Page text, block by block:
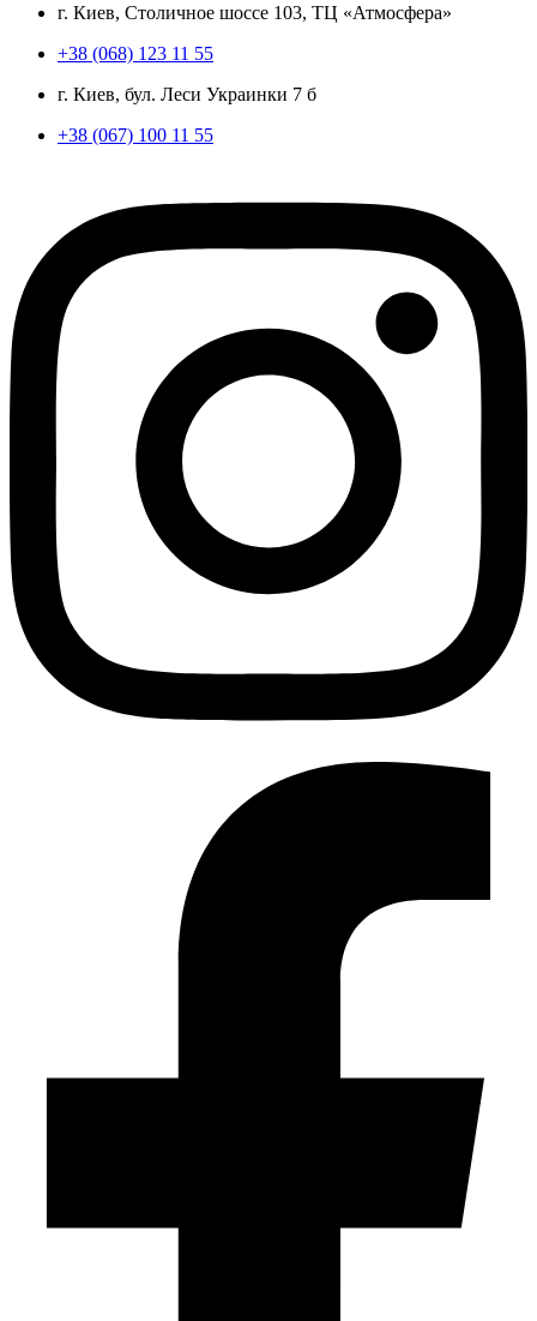
г. Киев, Столичное шоссе 103, ТЦ «Атмосфера»
+38 (068) 123 11 55
г. Киев, бул. Леси Украинки 7 б
+38 (067) 100 11 55